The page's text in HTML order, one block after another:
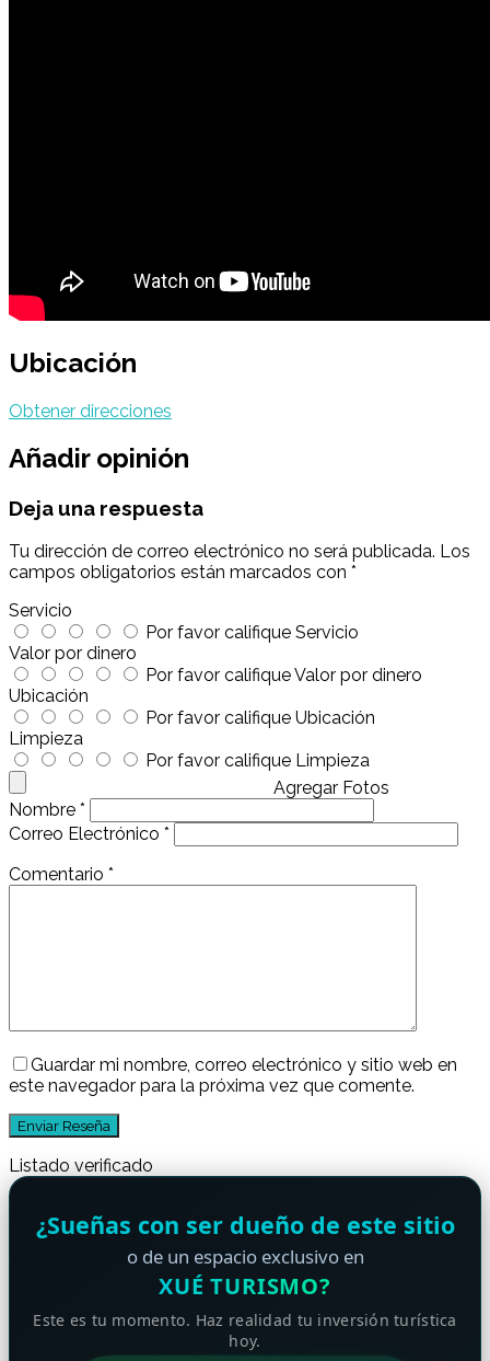
Ubicación
Obtener direcciones
Añadir opinión
Deja una respuesta
Tu dirección de correo electrónico no será publicada. Los
campos obligatorios están marcados con *
Servicio
Por favor califique Servicio
Valor por dinero
Por favor califique Valor por dinero
Ubicación
Por favor califique Ubicación
Limpieza
Por favor califique Limpieza
Agregar Fotos
Nombre *
Correo Electrónico *
Comentario *
Guardar mi nombre, correo electrónico y sitio web en
este navegador para la próxima vez que comente.
Listado verificado
¿Sueñas con ser dueño de este sitio
o de un espacio exclusivo en
XUÉ TURISMO?
Este es tu momento. Haz realidad tu inversión turística
hoy.